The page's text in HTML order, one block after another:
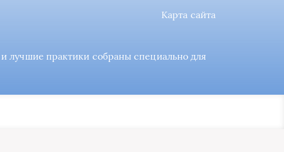
Карта сайта
лучшие практики собраны специально для